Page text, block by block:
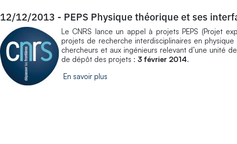
12/12/2013 - PEPS Physique théorique et ses
Le CNRS lance un appel à projets PEPS (Projet
projets de recherche interdisciplinaires en
chercheurs et aux ingénieurs relevant d’une unité
de dépôt des projets : 3 février 2014.
En savoir plus